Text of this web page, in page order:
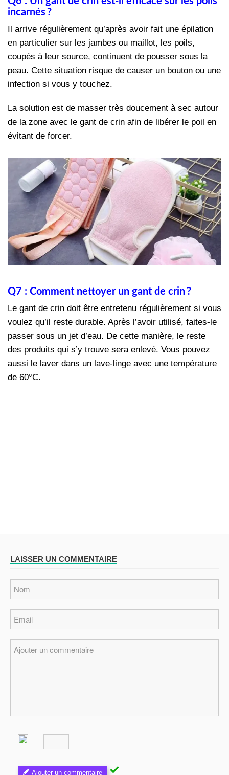
incarnés ?
Il arrive régulièrement qu’après avoir fait une épilation
en particulier sur les jambes ou maillot, les poils,
coupés à leur source, continuent de pousser sous la
peau. Cette situation risque de causer un bouton ou une
infection si vous y touchez.
La solution est de masser très doucement à sec autour
de la zone avec le gant de crin afin de libérer le poil en
évitant de forcer.
Q7 : Comment nettoyer un gant de crin ?
Le gant de crin doit être entretenu régulièrement si vous
voulez qu’il reste durable. Après l’avoir utilisé, faites-le
passer sous un jet d’eau. De cette manière, le reste
des produits qui s’y trouve sera enlevé. Vous pouvez
aussi le laver dans un lave-linge avec une température
de 60°C.
LAISSER UN COMMENTAIRE
Ajouter un commentaire